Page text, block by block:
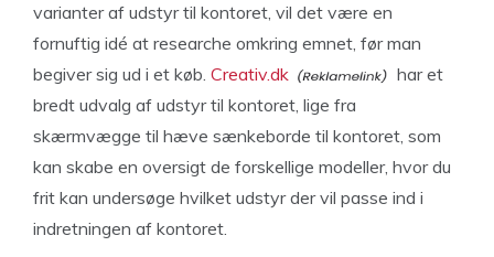
varianter af udstyr til kontoret, vil det være en
fornuftig idé at researche omkring emnet, før man
begiver sig ud i et køb. Creativ.dk
har et
bredt udvalg af udstyr til kontoret, lige fra
skærmvægge til hæve sænkeborde til kontoret, som
kan skabe en oversigt de forskellige modeller, hvor du
frit kan undersøge hvilket udstyr der vil passe ind i
indretningen af kontoret.